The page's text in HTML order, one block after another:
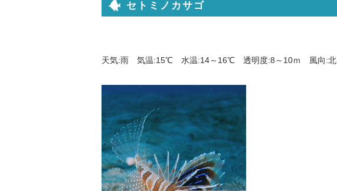
セトミノカサゴ
天気:雨 気温:15℃ 水温:14～16℃ 透明度:8～10ｍ 風向:北